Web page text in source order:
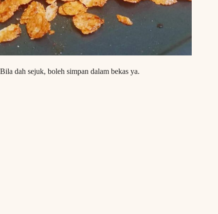
Bila dah sejuk, boleh simpan dalam bekas ya.